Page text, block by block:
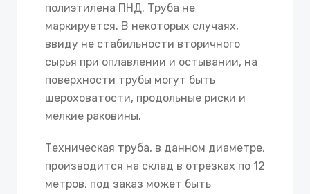
полиэтилена ПНД. Труба не
маркируется. В некоторых случаях,
ввиду не стабильности вторичного
сырья при оплавлении и остывании, на
поверхности трубы могут быть
шероховатости, продольные риски и
мелкие раковины.
Техническая труба, в данном диаметре,
производится на склад в отрезках по 12
метров, под заказ может быть